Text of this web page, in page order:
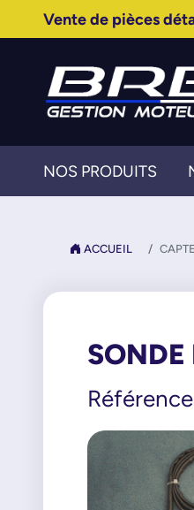
Vente de pièces
NOS PRODUITS
ACCUEIL